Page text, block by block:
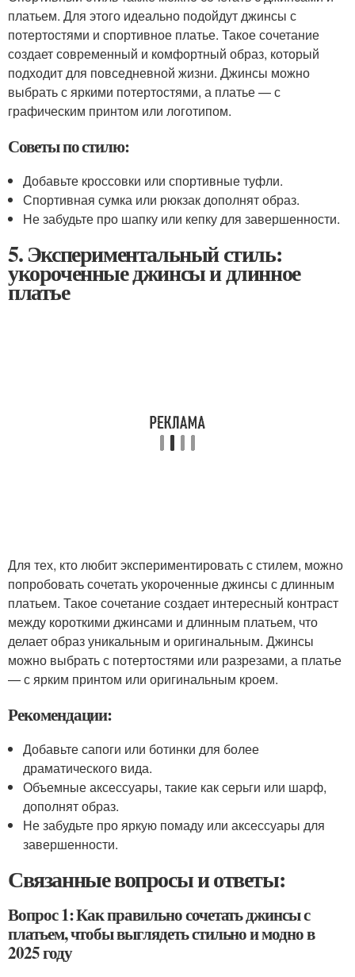
платьем. Для этого идеально подойдут джинсы с
потертостями и спортивное платье. Такое сочетание
создает современный и комфортный образ, который
подходит для повседневной жизни. Джинсы можно
выбрать с яркими потертостями, а платье — с
графическим принтом или логотипом.
Советы по стилю:
Добавьте кроссовки или спортивные туфли.
Спортивная сумка или рюкзак дополнят образ.
Не забудьте про шапку или кепку для завершенности.
5. Экспериментальный стиль:
укороченные джинсы и длинное
платье
Для тех, кто любит экспериментировать с стилем, можно
попробовать сочетать укороченные джинсы с длинным
платьем. Такое сочетание создает интересный контраст
между короткими джинсами и длинным платьем, что
делает образ уникальным и оригинальным. Джинсы
можно выбрать с потертостями или разрезами, а платье
— с ярким принтом или оригинальным кроем.
Рекомендации:
Добавьте сапоги или ботинки для более
драматического вида.
Объемные аксессуары, такие как серьги или шарф,
дополнят образ.
Не забудьте про яркую помаду или аксессуары для
завершенности.
Связанные вопросы и ответы:
Вопрос 1: Как правильно сочетать джинсы с
платьем, чтобы выглядеть стильно и модно в
2025 году